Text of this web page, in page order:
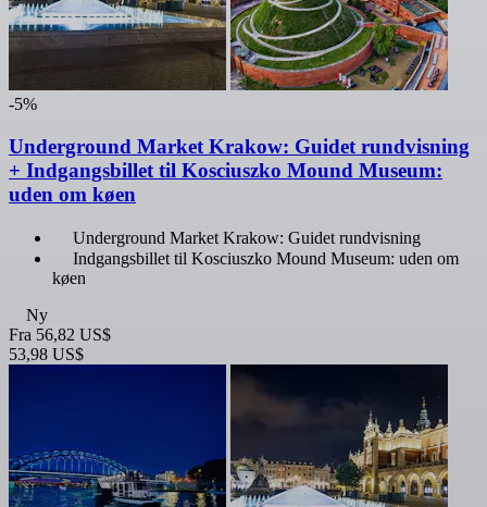
-5%
Underground Market Krakow: Guidet rundvisning
+ Indgangsbillet til Kosciuszko Mound Museum:
uden om køen
Underground Market Krakow: Guidet rundvisning
Indgangsbillet til Kosciuszko Mound Museum: uden om
køen
Ny
Fra 56,82 US$
53,98 US$